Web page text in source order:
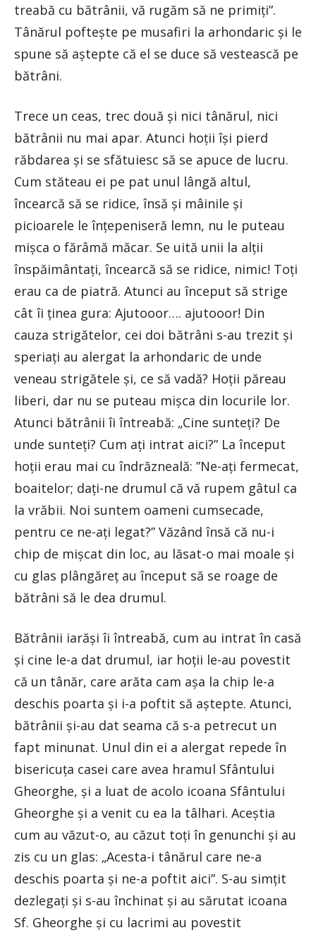
treabă cu bătrânii, vă rugăm să ne primiţi”.
Tânărul pofteşte pe musafiri la arhondaric şi le
spune să aştepte că el se duce să vestească pe
bătrâni.
Trece un ceas, trec două şi nici tânărul, nici
bătrânii nu mai apar. Atunci hoţii îşi pierd
răbdarea şi se sfătuiesc să se apuce de lucru.
Cum stăteau ei pe pat unul lângă altul,
încearcă să se ridice, însă şi mâinile şi
picioarele le înţepeniseră lemn, nu le puteau
mişca o fărâmă măcar. Se uită unii la alţii
înspăimântaţi, încearcă să se ridice, nimic! Toţi
erau ca de piatră. Atunci au început să strige
cât îi ţinea gura: Ajutooor…. ajutooor! Din
cauza strigătelor, cei doi bătrâni s-au trezit şi
speriaţi au alergat la arhondaric de unde
veneau strigătele şi, ce să vadă? Hoţii păreau
liberi, dar nu se puteau mişca din locurile lor.
Atunci bătrânii îi întreabă: „Cine sunteţi? De
unde sunteţi? Cum aţi intrat aici?” La început
hoţii erau mai cu îndrăzneală: ”Ne-aţi fermecat,
boaitelor; daţi-ne drumul că vă rupem gâtul ca
la vrăbii. Noi suntem oameni cumsecade,
pentru ce ne-aţi legat?” Văzând însă că nu-i
chip de mişcat din loc, au lăsat-o mai moale şi
cu glas plângăreţ au început să se roage de
bătrâni să le dea drumul.
Bătrânii iarăşi îi întreabă, cum au intrat în casă
şi cine le-a dat drumul, iar hoţii le-au povestit
că un tânăr, care arăta cam aşa la chip le-a
deschis poarta şi i-a poftit să aştepte. Atunci,
bătrânii şi-au dat seama că s-a petrecut un
fapt minunat. Unul din ei a alergat repede în
bisericuţa casei care avea hramul Sfântului
Gheorghe, şi a luat de acolo icoana Sfântului
Gheorghe şi a venit cu ea la tâlhari. Aceştia
cum au văzut-o, au căzut toţi în genunchi şi au
zis cu un glas: „Acesta-i tânărul care ne-a
deschis poarta şi ne-a poftit aici”. S-au simţit
dezlegaţi şi s-au închinat şi au sărutat icoana
Sf. Gheorghe şi cu lacrimi au povestit